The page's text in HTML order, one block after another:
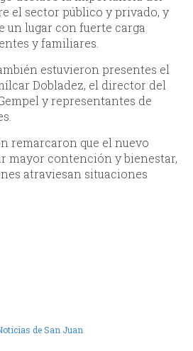
el sector público y privado, y
un lugar con fuerte carga
y familiares.
estuvieron presentes el
Dobladez, el director del
y representantes de
remarcaron que el nuevo
mayor contención y bienestar,
atraviesan situaciones